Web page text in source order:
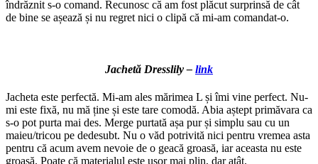
îndrăznit s-o comand. Recunosc că am fost plăcut surprinsă de cât
de bine se așează și nu regret nici o clipă că mi-am comandat-o.
Jachetă Dresslily – link
Jacheta este perfectă. Mi-am ales mărimea L și îmi vine perfect. Nu-
mi este fixă, nu mă ține și este tare comodă. Abia aștept primăvara ca
s-o pot purta mai des. Merge purtată așa pur și simplu sau cu un
maieu/tricou pe dedesubt. Nu o văd potrivită nici pentru vremea asta
pentru că acum avem nevoie de o geacă groasă, iar aceasta nu este
groasă. Poate că materialul este ușor mai plin, dar atât.